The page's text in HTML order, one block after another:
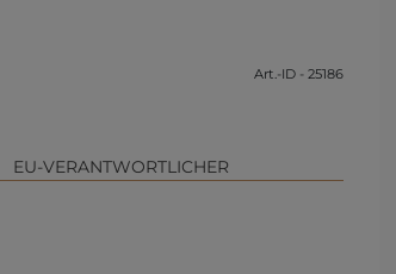
Art.-ID - 25186
EU-VERANTWORTLICHER